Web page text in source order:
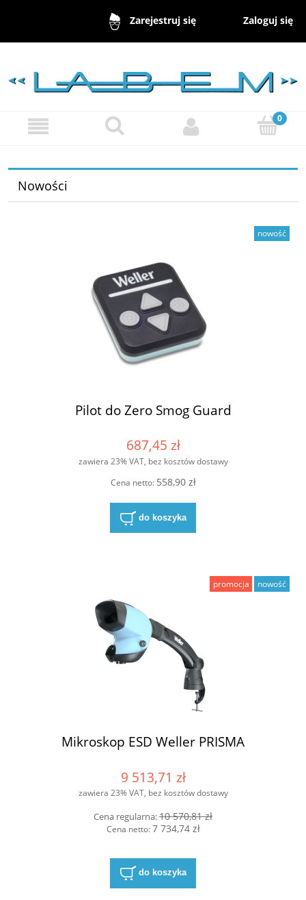
Zarejestruj się Zaloguj się
Nowości
Pilot do Zero Smog Guard
687,45 zł
zawiera 23% VAT, bez kosztów dostawy
Cena netto: 558,90 zł
do koszyka
nowość
Mikroskop ESD Weller PRISMA
9 513,71 zł
zawiera 23% VAT, bez kosztów dostawy
Cena regularna:10 570,81 zł
Cena netto:7 734,74 zł
do koszyka
promocja nowość